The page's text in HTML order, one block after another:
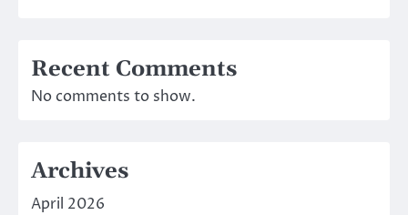
Recent Comments
No comments to show.
Archives
April 2026